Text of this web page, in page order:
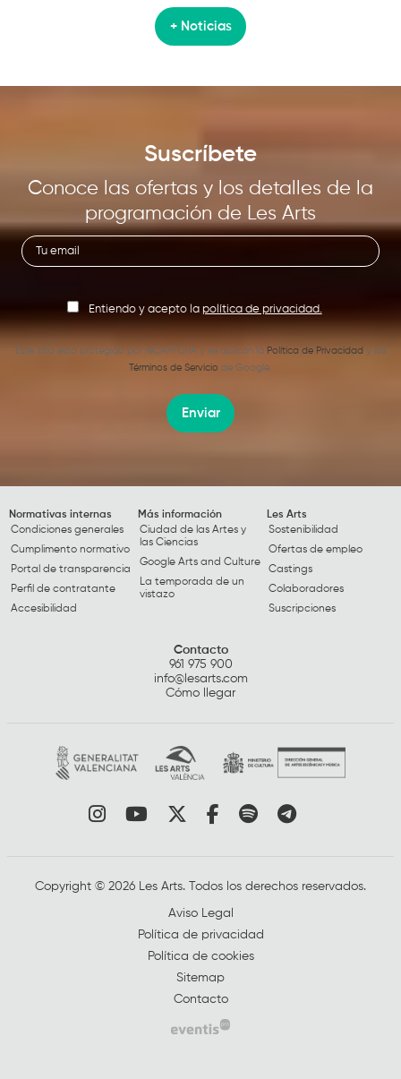
+ Noticias
Suscríbete
Conoce las ofertas y los detalles de la
programación de Les Arts
Entiendo y acepto la política de privacidad.
Este sitio está protegido por reCAPTCHA y se aplican la Política de Privacidad y los
Términos de Servicio de Google.
Enviar
Normativas internas
Condiciones generales
Cumplimento normativo
Portal de transparencia
Perfil de contratante
Accesibilidad
Más información
Ciudad de las Artes y
las Ciencias
Google Arts and Culture
La temporada de un
vistazo
Les Arts
Sostenibilidad
Ofertas de empleo
Castings
Colaboradores
Suscripciones
Contacto
961 975 900
info@lesarts.com
Cómo llegar
Link a instagram
Link a youtube
Link a twitter
Link a facebook
Link a spotify
Link a
Copyright © 2026 Les Arts. Todos los derechos reservados.
Aviso Legal
Política de privacidad
Política de cookies
Sitemap
Contacto